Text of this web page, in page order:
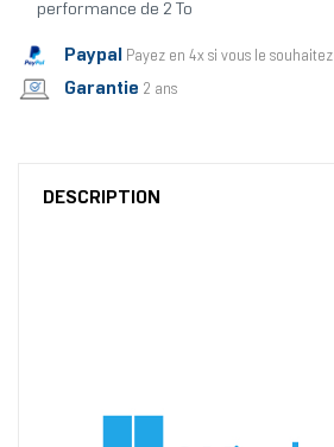
performance de 2 To
Paypal Payez en 4x si vous le souhaitez
Garantie 2 ans
DESCRIPTION